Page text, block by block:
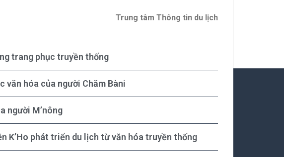
Trung tâm Thông tin du lịch
trang phục truyền thống
văn hóa của người Chăm Bàni
người M’nông
K’Ho phát triển du lịch từ văn hóa truyền thống